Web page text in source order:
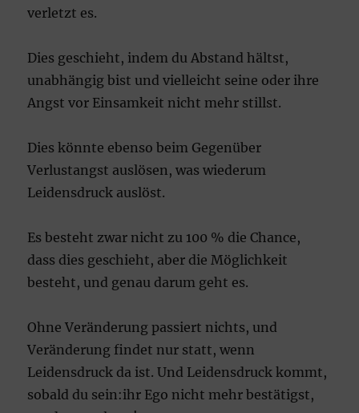
verletzt es.
Dies geschieht, indem du Abstand hältst,
unabhängig bist und vielleicht seine oder ihre
Angst vor Einsamkeit nicht mehr stillst.
Dies könnte ebenso beim Gegenüber
Verlustangst auslösen, was wiederum
Leidensdruck auslöst.
Es besteht zwar nicht zu 100 % die Chance,
dass dies geschieht, aber die Möglichkeit
besteht, und genau darum geht es.
Ohne Veränderung passiert nichts, und
Veränderung findet nur statt, wenn
Leidensdruck da ist. Und Leidensdruck kommt,
sobald du sein:ihr Ego nicht mehr bestätigst,